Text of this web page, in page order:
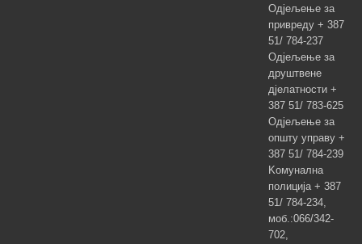
Одјељење за
привреду + 387
51/ 784-237
Одјељење за
друштвене
дјелатности +
387 51/ 783-625
Одјељење за
општу управу +
387 51/ 784-239
Kомунална
полиција + 387
51/ 784-234,
моб.:066/342-
702,